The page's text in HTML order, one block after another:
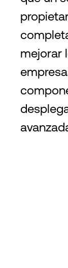
mejorar